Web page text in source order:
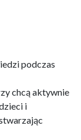
podczas
chcą aktywnie
i